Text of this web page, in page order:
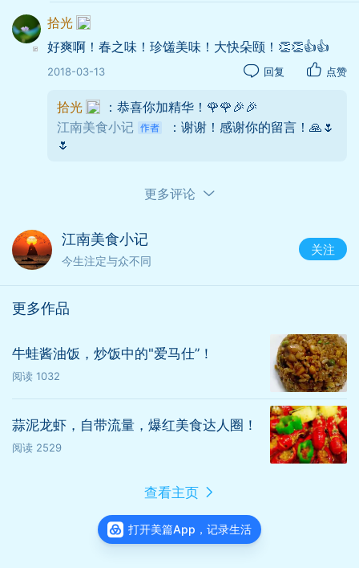
芦笋
芦笋炒虾仁
有"蔬菜之王"的称号，可炒、煮、炖、凉拌均
可，质地鲜嫩，鲜美可口。
拾光
好爽啊！春之味！珍馐美味！大快朵颐！👏👏👍👍
2018-03-13 回复 点赞
拾光
：恭喜你加精华！🌹🌹🎉🎉
江南美食小记
：谢谢！感谢你的留言！🙏🌷
🌷
更多评论
江南美食小记
今生注定与众不同
关注
更多作品
牛蛙酱油饭，炒饭中的"爱马仕”！
阅读 1032
蒜泥龙虾，自带流量，爆红美食达人圈！
阅读 2529
查看主页
打开美篇App，记录生活